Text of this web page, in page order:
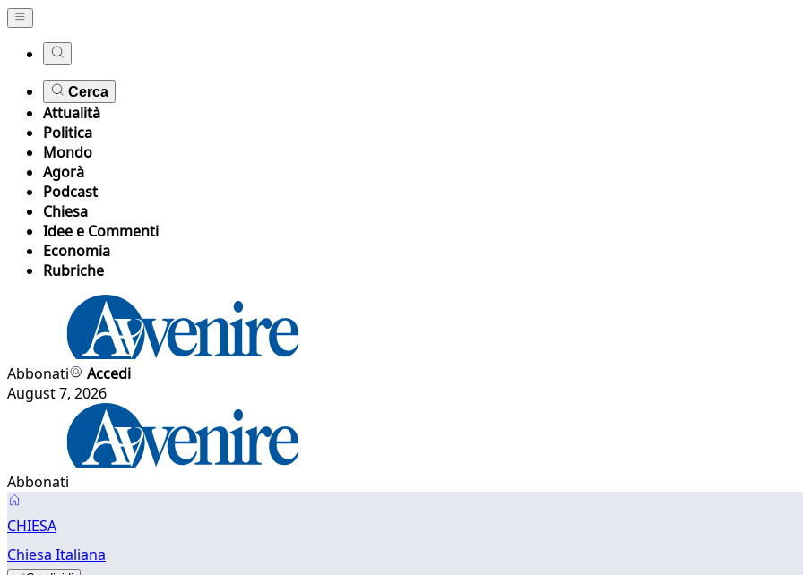
Cerca
Attualità
Politica
Mondo
Agorà
Podcast
Chiesa
Idee e Commenti
Economia
Rubriche
Abbonati
Accedi
August 7, 2026
Abbonati
CHIESA
Chiesa Italiana